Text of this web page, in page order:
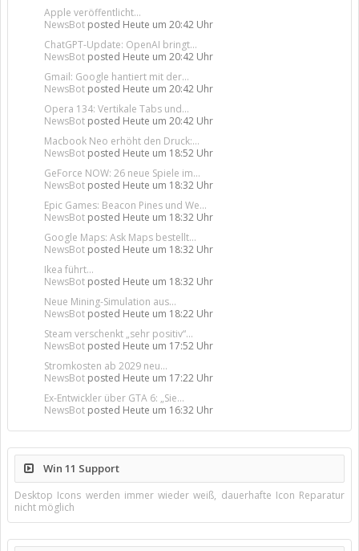
Apple veröffentlicht...
NewsBot posted Heute um 20:42 Uhr
ChatGPT-Update: OpenAI bringt...
NewsBot posted Heute um 20:42 Uhr
Gmail: Google hantiert mit der...
NewsBot posted Heute um 20:42 Uhr
Opera 134: Vertikale Tabs und...
NewsBot posted Heute um 20:42 Uhr
Macbook Neo erhöht den Druck:...
NewsBot posted Heute um 18:52 Uhr
GeForce NOW: 26 neue Spiele im...
NewsBot posted Heute um 18:32 Uhr
Epic Games: Beacon Pines und We...
NewsBot posted Heute um 18:32 Uhr
Google Maps: Ask Maps bestellt...
NewsBot posted Heute um 18:32 Uhr
Ikea führt...
NewsBot posted Heute um 18:32 Uhr
Neue Mining-Simulation aus...
NewsBot posted Heute um 18:22 Uhr
Steam verschenkt „sehr positiv“...
NewsBot posted Heute um 17:52 Uhr
Stromkosten ab 2029 neu...
NewsBot posted Heute um 17:22 Uhr
Ex-Entwickler über GTA 6: „Sie...
NewsBot posted Heute um 16:32 Uhr
Win 11 Support
Desktop Icons werden immer wieder weiß, dauerhafte Icon Reparatur
nicht möglich